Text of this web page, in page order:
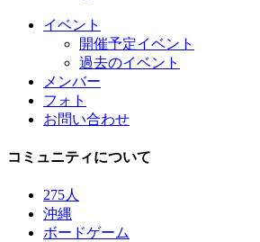
イベント
開催予定イベント
過去のイベント
メンバー
フォト
お問い合わせ
コミュニティについて
275人
沖縄
ボードゲーム